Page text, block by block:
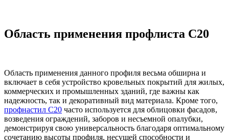
Область применения профлиста С20
Область применения данного профиля весьма обширна и
включает в себя устройство кровельных покрытий для жилых,
коммерческих и промышленных зданий, где важны как
надежность, так и декоративный вид материала. Кроме того,
профнастил С20 часто используется для облицовки фасадов,
возведения ограждений, заборов и несъемной опалубки,
демонстрируя свою универсальность благодаря оптимальному
сочетанию высоты профиля, несущей способности и